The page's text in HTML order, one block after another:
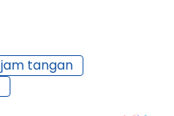
jam tangan